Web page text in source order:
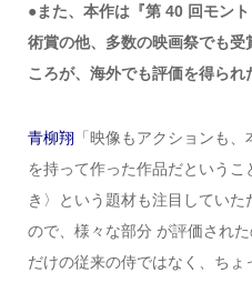
●また、本作は『第 40 回モン
術賞の他、多数の映画祭でも
ころが、海外でも評価を得ら
青柳翔 「映像もアクションも
を持って作った作品だという
き〉という題材も注目してい
ので、様々な部分 が評価され
だけの従来の侍ではなく、ち